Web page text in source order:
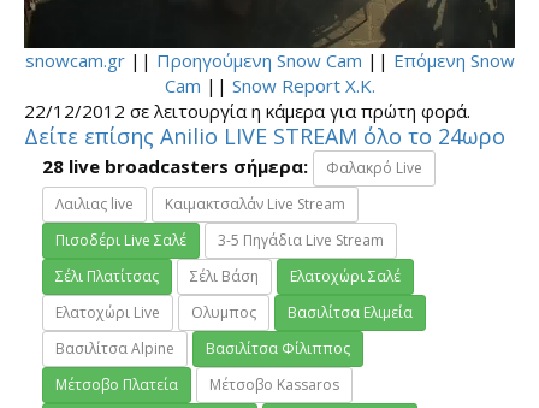
snowcam.gr|| Προηγούμενη Snow Cam || Επόμενη Snow
Cam || Snow Report Χ.Κ.
22/12/2012 σε λειτουργία η κάμερα για πρώτη φορά.
Δείτε επίσης Anilio LIVE STREAM όλο το 24ωρο
28 live broadcasters σήμερα:
Φαλακρό Live
Λαιλιας live
Καιμακτσαλάν Live Stream
Πισοδέρι Live Σαλέ
3-5 Πηγάδια Live Stream
Σέλι Πλατίτσας
Σέλι Βάση
Ελατοχώρι Σαλέ
Ελατοχώρι Live
Ολυμπος
Βασιλίτσα Ελιμεία
Βασιλίτσα Alpine
Βασιλίτσα Φίλιππος
Μέτσοβο Πλατεία
Μέτσοβο Kassaros